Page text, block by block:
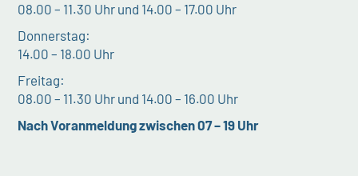
08.00 – 11.30 Uhr und 14.00 – 17.00 Uhr
Donnerstag:
14.00 – 18.00 Uhr
Freitag:
08.00 – 11.30 Uhr und 14.00 – 16.00 Uhr
Nach Voranmeldung zwischen 07 – 19 Uhr